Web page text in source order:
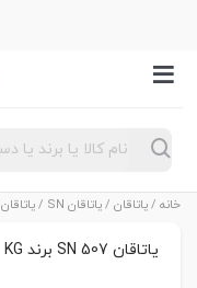
Products
search
خانه /یاتاقان /یاتاقان SN / یاتاقان SN 507 برند KG
یاتاقان SN 507 برند KG